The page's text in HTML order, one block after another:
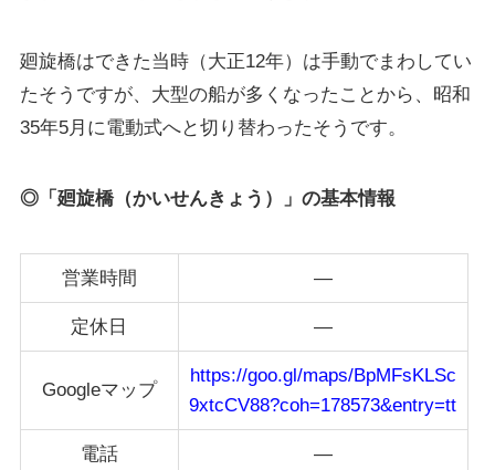
廻旋橋はできた当時（大正12年）は手動でまわしてい
たそうですが、大型の船が多くなったことから、昭和
35年5月に電動式へと切り替わったそうです。
◎「廻旋橋（かいせんきょう）」の基本情報
営業時間 —
定休日 —
Googleマップ
https://goo.gl/maps/BpMFsKLSc
9xtcCV88?coh=178573&entry=tt
電話 —